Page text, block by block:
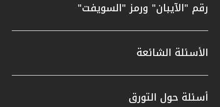
رقم "الآيبان" ورمز "السويفت"
الأسئلة الشائعة
أسئلة حول التورق